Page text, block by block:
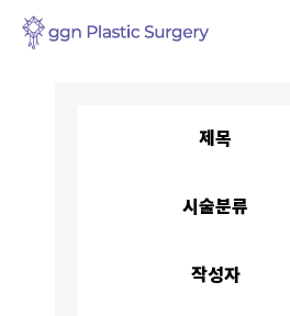
제목
시술분류
작성자